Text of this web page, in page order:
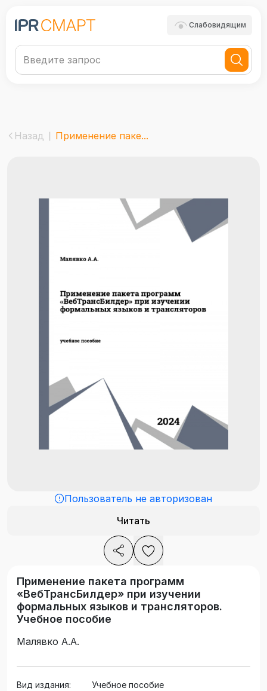
Слабовидящим
Назад Применение паке...
Пользователь не авторизован
Читать
Применение пакета программ
«ВебТрансБилдер» при изучении
формальных языков и трансляторов.
Учебное пособие
Малявко А.А.
Вид издания:
Учебное пособие